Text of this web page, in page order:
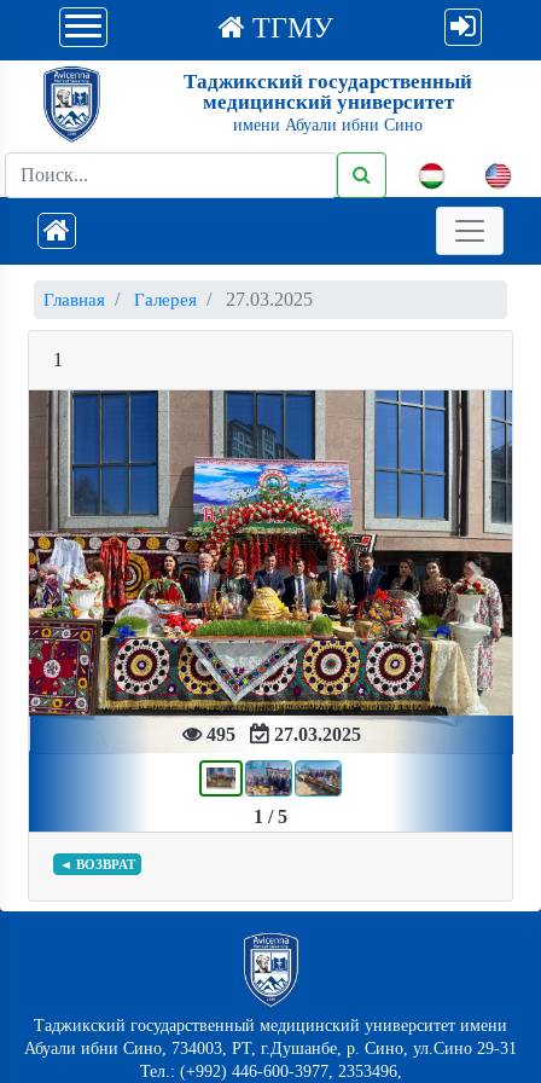
ТГМУ
Таджикский государственный
медицинский университет
имени Абуали ибни Сино
Главная Галерея 27.03.2025
1
495 27.03.2025
Previous Next
1 / 5
◄ ВОЗВРАТ
Таджикский государственный медицинский университет имени
Абуали ибни Сино, 734003, РТ, г.Душанбе, р. Сино, ул.Сино 29-31
Тел.: (+992) 446-600-3977, 2353496,